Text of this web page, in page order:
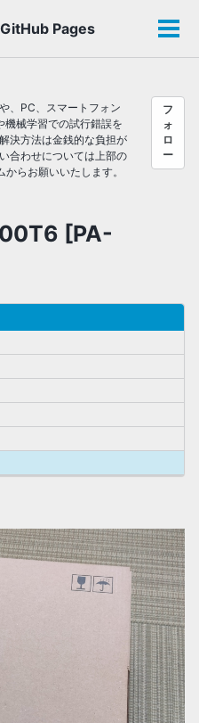
Pages
メ
ニ
ー
、PC、スマートフォン
械学習での試行錯誤を
決方法は金銭的な負担が
合わせについては上部の
らお願いいたします。
フ
ォ
ロ
ー
[PA-